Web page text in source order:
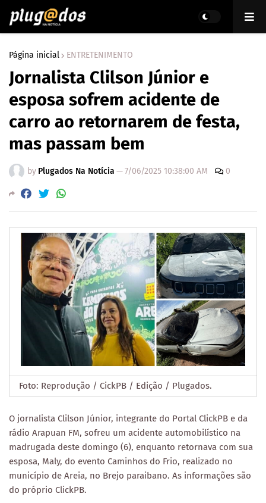
Página inicial ENTRETENIMENTO
Jornalista Clilson Júnior e
esposa sofrem acidente de
carro ao retornarem de festa,
mas passam bem
by Plugados Na Notícia —7/06/2025 10:38:00 AM 0
Foto: Reprodução / CickPB / Edição / Plugados.
O jornalista Clilson Júnior, integrante do Portal ClickPB e da
rádio Arapuan FM, sofreu um acidente automobilístico na
madrugada deste domingo (6), enquanto retornava com sua
esposa, Maly, do evento Caminhos do Frio, realizado no
município de Areia, no Brejo paraibano. As informações são
do próprio ClickPB.